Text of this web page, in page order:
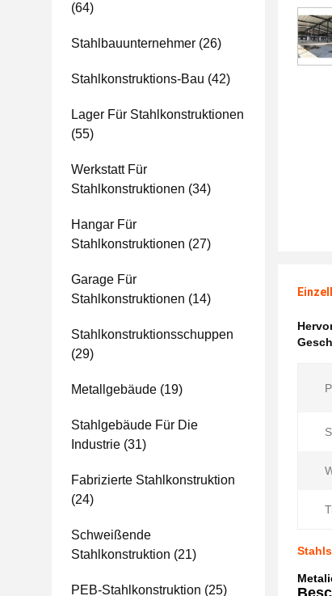
(64)
Stahlbauunternehmer (26)
Stahlkonstruktions-Bau (42)
Lager Für Stahlkonstruktionen
(55)
Werkstatt Für
Stahlkonstruktionen (34)
Hangar Für
Stahlkonstruktionen (27)
Garage Für
Stahlkonstruktionen (14)
Stahlkonstruktionsschuppen
(29)
Metallgebäude (19)
Stahlgebäude Für Die
Industrie (31)
Fabrizierte Stahlkonstruktion
(24)
Schweißende
Stahlkonstruktion (21)
PEB-Stahlkonstruktion (25)